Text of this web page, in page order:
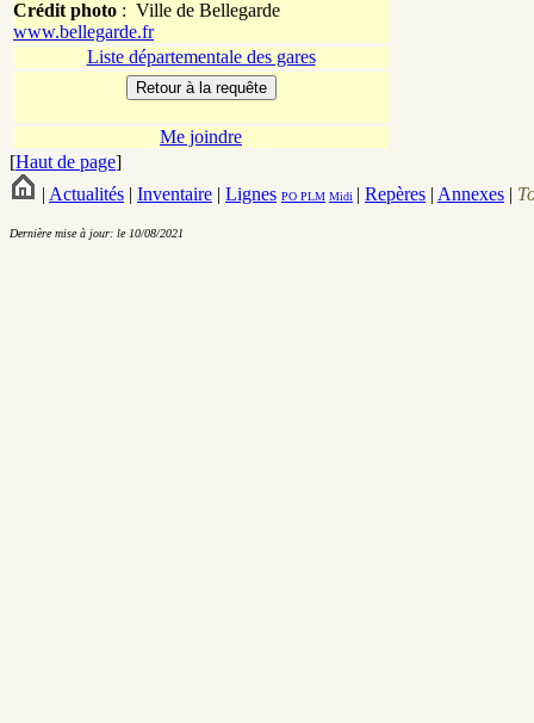
Crédit photo : Ville de Bellegarde
www.bellegarde.fr
Liste départementale des gares
Me joindre
[Haut de page]
| Actualités | Inventaire | Lignes PO PLM Midi | Repères | Annexes |
Dernière mise à jour: le 10/08/2021